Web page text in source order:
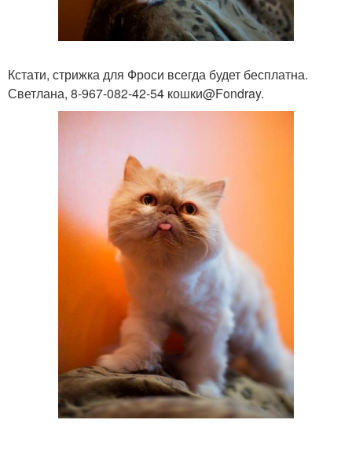
Кстати, стрижка для Фроси всегда будет бесплатна.
Светлана, 8-967-082-42-54 кошки@Fondray.